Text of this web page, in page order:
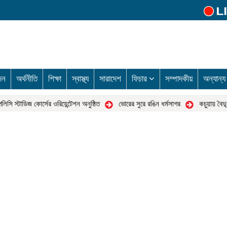
অর্থনীতি শিক্ষা স্বাস্থ্য সারাদেশ ফিচার সম্পাদকীয় অন্যান্য
কোর্সের ওরিয়েন্টেশন অনুষ্ঠিত ভোরের সুরে রঙিন ধর্মসাগর কচুয়ায় বৈদ্যুতিক